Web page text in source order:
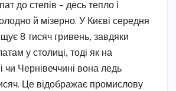
до степів – десь тепло і
й мізерно. У Києві середня
8 тисяч гривень, завдяки
у столиці, тоді як на
чи Чернівеччині вона ледь
Це відображає промислову